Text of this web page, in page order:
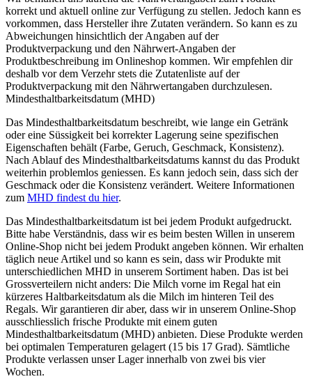
korrekt und aktuell online zur Verfügung zu stellen. Jedoch kann es
vorkommen, dass Hersteller ihre Zutaten verändern. So kann es zu
Abweichungen hinsichtlich der Angaben auf der
Produktverpackung und den Nährwert-Angaben der
Produktbeschreibung im Onlineshop kommen. Wir empfehlen dir
deshalb vor dem Verzehr stets die Zutatenliste auf der
Produktverpackung mit den Nährwertangaben durchzulesen.
Mindesthaltbarkeitsdatum (MHD)
Das Mindesthaltbarkeitsdatum beschreibt, wie lange ein Getränk
oder eine Süssigkeit bei korrekter Lagerung seine spezifischen
Eigenschaften behält (Farbe, Geruch, Geschmack, Konsistenz).
Nach Ablauf des Mindesthaltbarkeitsdatums kannst du das Produkt
weiterhin problemlos geniessen. Es kann jedoch sein, dass sich der
Geschmack oder die Konsistenz verändert. Weitere Informationen
zum MHD findest du hier.
Das Mindesthaltbarkeitsdatum ist bei jedem Produkt aufgedruckt.
Bitte habe Verständnis, dass wir es beim besten Willen in unserem
Online-Shop nicht bei jedem Produkt angeben können. Wir erhalten
täglich neue Artikel und so kann es sein, dass wir Produkte mit
unterschiedlichen MHD in unserem Sortiment haben. Das ist bei
Grossverteilern nicht anders: Die Milch vorne im Regal hat ein
kürzeres Haltbarkeitsdatum als die Milch im hinteren Teil des
Regals. Wir garantieren dir aber, dass wir in unserem Online-Shop
ausschliesslich frische Produkte mit einem guten
Mindesthaltbarkeitsdatum (MHD) anbieten. Diese Produkte werden
bei optimalen Temperaturen gelagert (15 bis 17 Grad). Sämtliche
Produkte verlassen unser Lager innerhalb von zwei bis vier
Wochen.